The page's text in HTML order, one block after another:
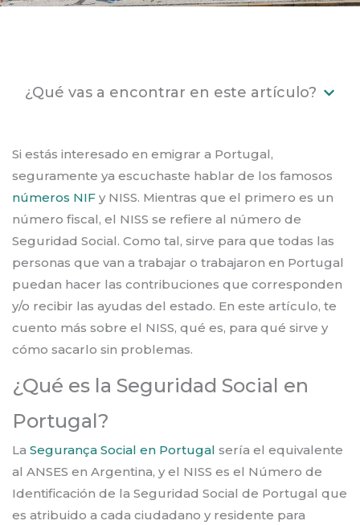
¿Qué vas a encontrar en este artículo?
Si estás interesado en emigrar a Portugal,
seguramente ya escuchaste hablar de los famosos
números NIF y NISS. Mientras que el primero es un
número fiscal, el NISS se refiere al número de
Seguridad Social. Como tal, sirve para que todas las
personas que van a trabajar o trabajaron en Portugal
puedan hacer las contribuciones que corresponden
y/o recibir las ayudas del estado. En este artículo, te
cuento más sobre el NISS, qué es, para qué sirve y
cómo sacarlo sin problemas.
¿Qué es la Seguridad Social en
Portugal?
La Segurança Social en Portugal sería el equivalente
al ANSES en Argentina, y el NISS es el Número de
Identificación de la Seguridad Social de Portugal que
es atribuido a cada ciudadano y residente para